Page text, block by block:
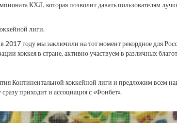
КХЛ, которая позволит давать пользователям
лиги.
году мы заключили на тот момент рекордное для
хоккея в стране, активно участвуем в различных
Континентальной хоккейной лиги и предложим всем
приходит и ассоциация с «Фонбет».